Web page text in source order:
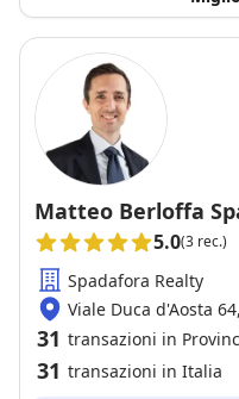
Matteo Berloffa
5.0(3 rec.)
Spadafora Realty
Viale Duca d'Aosta
31 transazioni in
31 transazioni in Italia